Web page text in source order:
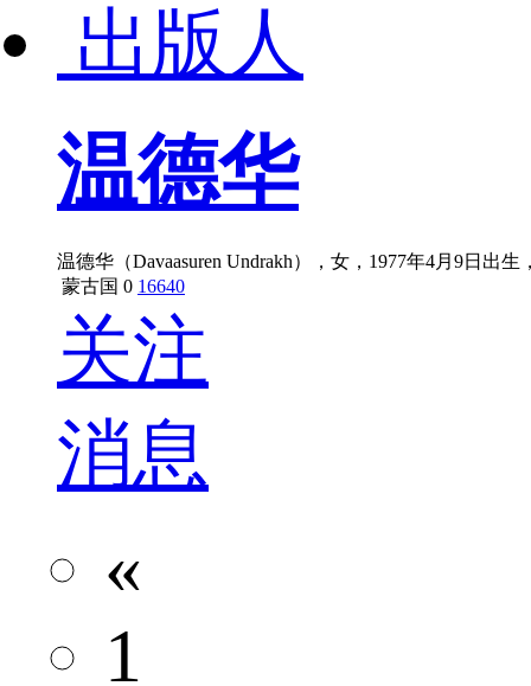
出版人
温德华
温德华（Davaasuren Undrakh），女，1977年4月9日
蒙古国 0 16640
关注
消息
«
1